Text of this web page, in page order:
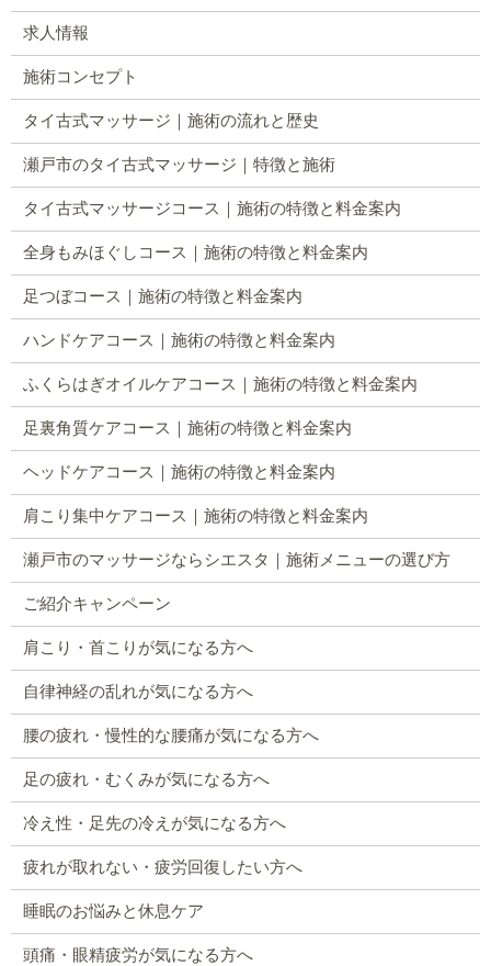
求人情報
施術コンセプト
タイ古式マッサージ｜施術の流れと歴史
瀬戸市のタイ古式マッサージ｜特徴と施術
タイ古式マッサージコース｜施術の特徴と料金案内
全身もみほぐしコース｜施術の特徴と料金案内
足つぼコース｜施術の特徴と料金案内
ハンドケアコース｜施術の特徴と料金案内
ふくらはぎオイルケアコース｜施術の特徴と料金案内
足裏角質ケアコース｜施術の特徴と料金案内
ヘッドケアコース｜施術の特徴と料金案内
肩こり集中ケアコース｜施術の特徴と料金案内
瀬戸市のマッサージならシエスタ｜施術メニューの選び方
ご紹介キャンペーン
肩こり・首こりが気になる方へ
自律神経の乱れが気になる方へ
腰の疲れ・慢性的な腰痛が気になる方へ
足の疲れ・むくみが気になる方へ
冷え性・足先の冷えが気になる方へ
疲れが取れない・疲労回復したい方へ
睡眠のお悩みと休息ケア
頭痛・眼精疲労が気になる方へ